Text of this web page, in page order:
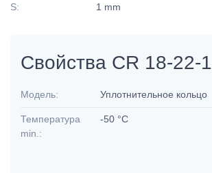
S: 1 mm
Свойства CR 18-22-1
Модель: Уплотнительное кольцо
Температура
min.:
-50 °C